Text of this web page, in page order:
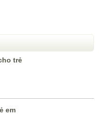
trong kì kinh nguyệt